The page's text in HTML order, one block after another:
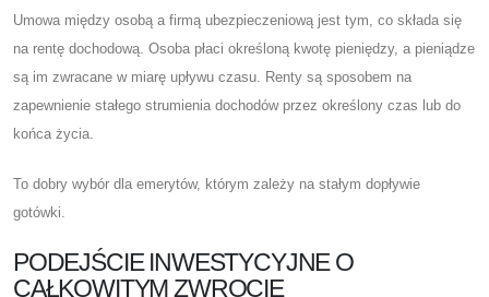
Umowa między osobą a firmą ubezpieczeniową jest tym, co składa się
na rentę dochodową. Osoba płaci określoną kwotę pieniędzy, a pieniądze
są im zwracane w miarę upływu czasu. Renty są sposobem na
zapewnienie stałego strumienia dochodów przez określony czas lub do
końca życia.
To dobry wybór dla emerytów, którym zależy na stałym dopływie
gotówki.
PODEJŚCIE INWESTYCYJNE O
CAŁKOWITYM ZWROCIE